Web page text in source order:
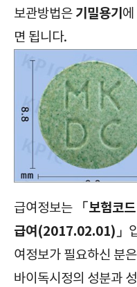
보관방법은 기밀용기 에
면 됩니다.
급여정보는
「보험코
급여(2017.02.01)」
여정보가 필요하신 분
바이독시정의 성분과